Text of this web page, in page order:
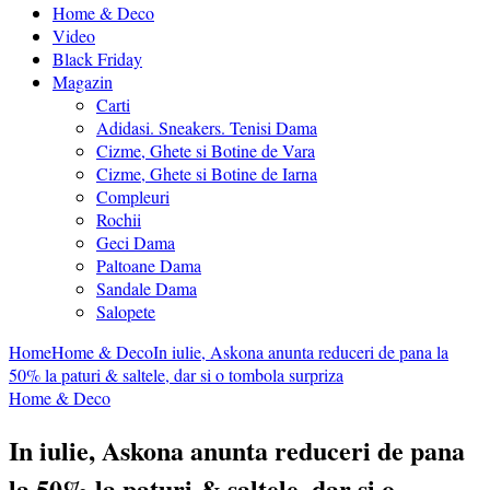
Home & Deco
Video
Black Friday
Magazin
Carti
Adidasi. Sneakers. Tenisi Dama
Cizme, Ghete si Botine de Vara
Cizme, Ghete si Botine de Iarna
Compleuri
Rochii
Geci Dama
Paltoane Dama
Sandale Dama
Salopete
HomeHome & DecoIn iulie, Askona anunta reduceri de pana la
50% la paturi & saltele, dar si o tombola surpriza
Home & Deco
In iulie, Askona anunta reduceri de pana